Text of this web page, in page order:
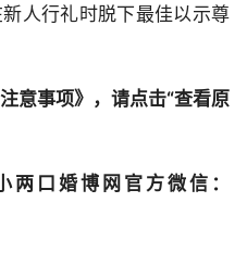
人行礼时脱下最佳以示尊
意事项》，请点击“查看原
两口婚博网官方微信：